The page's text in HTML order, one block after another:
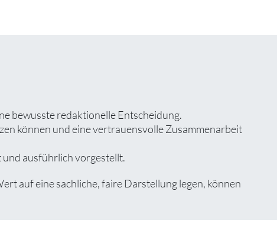
bewusste redaktionelle Entscheidung.
können und eine vertrauensvolle Zusammenarbeit
und ausführlich vorgestellt.
auf eine sachliche, faire Darstellung legen, können